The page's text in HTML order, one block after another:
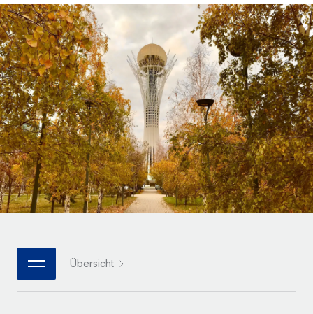
Globales Onboarding und Verwalten von
Freelancer:innen
PEO
Auslagern von komplexen HR-Aufgaben
INFRASTRUKTUR
Remote Embedded
Nahtlose Integration der HR in bestehende Abläufe
Plattform
Integrierte HR-Kernfunktionen für dein Team
MCP
Integrationen
WACHSTUMSPHASE
Startups
Agile HR- und Payroll-Lösungen für wachsende
Unternehmen
Mittelstand
Maßgeschneiderte HR-Lösungen, um Teams zu
vergrößern
Enterprise
Globale HR für Konzerne und Großunternehmen
PARTNER WERDEN
Flexible Einbettung von Global-HR-Funktionen in deine
Gesamtbeschäftigungskosten
Honorarzahlungen berechnen
Informationen zu möglichen Währungen und
Abwicklungsfristen für globale Freelancer:innen
LERNEN MIT REMOTE
Forschung und Leitfäden
Fallstudien
HR-Glossar
Bibliothek für Stellenbeschreibungen
Webinare
Nederlands
Français
Deutsch
Español
Italiano
Português (Portugal)
한국어
Anmelden
Übersicht